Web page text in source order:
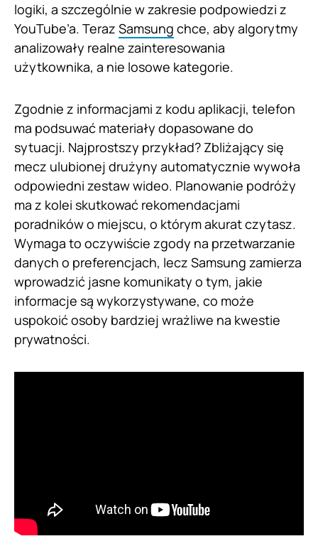
logiki, a szczególnie w zakresie podpowiedzi z
YouTube’a. Teraz Samsung chce, aby algorytmy
analizowały realne zainteresowania
użytkownika, a nie losowe kategorie.
Zgodnie z informacjami z kodu aplikacji, telefon
ma podsuwać materiały dopasowane do
sytuacji. Najprostszy przykład? Zbliżający się
mecz ulubionej drużyny automatycznie wywoła
odpowiedni zestaw wideo. Planowanie podróży
ma z kolei skutkować rekomendacjami
poradników o miejscu, o którym akurat czytasz.
Wymaga to oczywiście zgody na przetwarzanie
danych o preferencjach, lecz Samsung zamierza
wprowadzić jasne komunikaty o tym, jakie
informacje są wykorzystywane, co może
uspokoić osoby bardziej wrażliwe na kwestie
prywatności.